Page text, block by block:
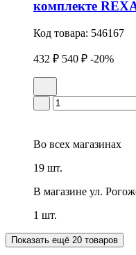
комплекте
Код товара: 546167
432 ₽ 540 ₽ -20%
Во всех магазинах
19 шт.
В магазине ул.
1 шт.
Показать ещё 20 товаров